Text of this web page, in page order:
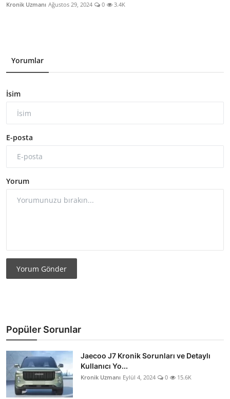
Kronik Uzmanı Ağustos 29, 2024 0 3.4K
Yorumlar
İsim
E-posta
Yorum
Yorum Gönder
Popüler Sorunlar
Jaecoo J7 Kronik Sorunları ve Detaylı
Kullanıcı Yo...
Kronik Uzmanı Eylül 4, 2024 0 15.6K